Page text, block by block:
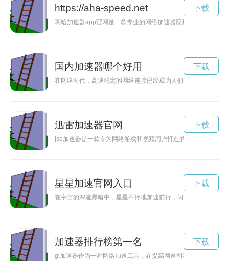
https://aha-speed.net
啊哈加速器app官网是一款专业的网络加速器应用，能够帮助
下载
国内加速器哪个好用
在网络时代，高速稳定的网络连接已经成为人们工作和生活中
下载
迅雷加速器官网
jsq加速器是一款专为网络游戏和视频用户打造的加速器，能够
下载
星星加速官网入口
在宇宙的深邃黑暗中，星星不停地加速前行，闪耀着让人目眩
下载
加速器排行榜第一名
gi加速器作为一种网络加速工具，在提高网速和稳定性方面非
下载